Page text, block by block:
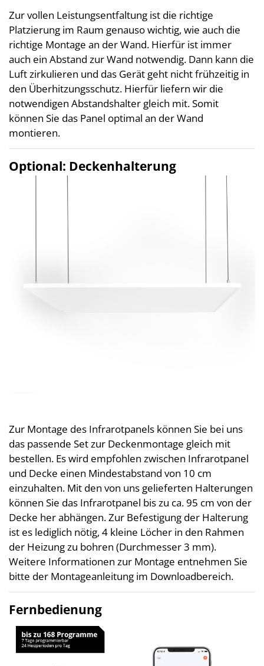
Zur vollen Leistungsentfaltung ist die richtige
Platzierung im Raum genauso wichtig, wie auch die
richtige Montage an der Wand. Hierfür ist immer
auch ein Abstand zur Wand notwendig. Dann kann die
Luft zirkulieren und das Gerät geht nicht frühzeitig in
den Überhitzungsschutz. Hierfür liefern wir die
notwendigen Abstandshalter gleich mit. Somit
können Sie das Panel optimal an der Wand
montieren.
Optional: Deckenhalterung
Zur Montage des Infrarotpanels können Sie bei uns
das passende Set zur Deckenmontage gleich mit
bestellen. Es wird empfohlen zwischen Infrarotpanel
und Decke einen Mindestabstand von 10 cm
einzuhalten. Mit den von uns gelieferten Halterungen
können Sie das Infrarotpanel bis zu ca. 95 cm von der
Decke her abhängen. Zur Befestigung der Halterung
ist es lediglich nötig, 4 kleine Löcher in den Rahmen
der Heizung zu bohren (Durchmesser 3 mm).
Weitere Informationen zur Montage entnehmen Sie
bitte der Montageanleitung im Downloadbereich.
Fernbedienung